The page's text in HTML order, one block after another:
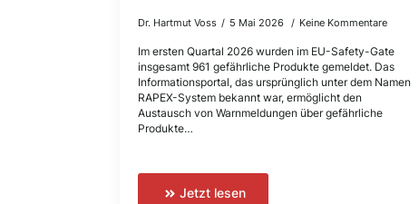
Dr. Hartmut Voss 5 Mai 2026 Keine Kommentare
Im ersten Quartal 2026 wurden im EU-Safety-Gate
insgesamt 961 gefährliche Produkte gemeldet. Das
Informationsportal, das ursprünglich unter dem Namen
RAPEX-System bekannt war, ermöglicht den
Austausch von Warnmeldungen über gefährliche
Produkte…
Jetzt lesen